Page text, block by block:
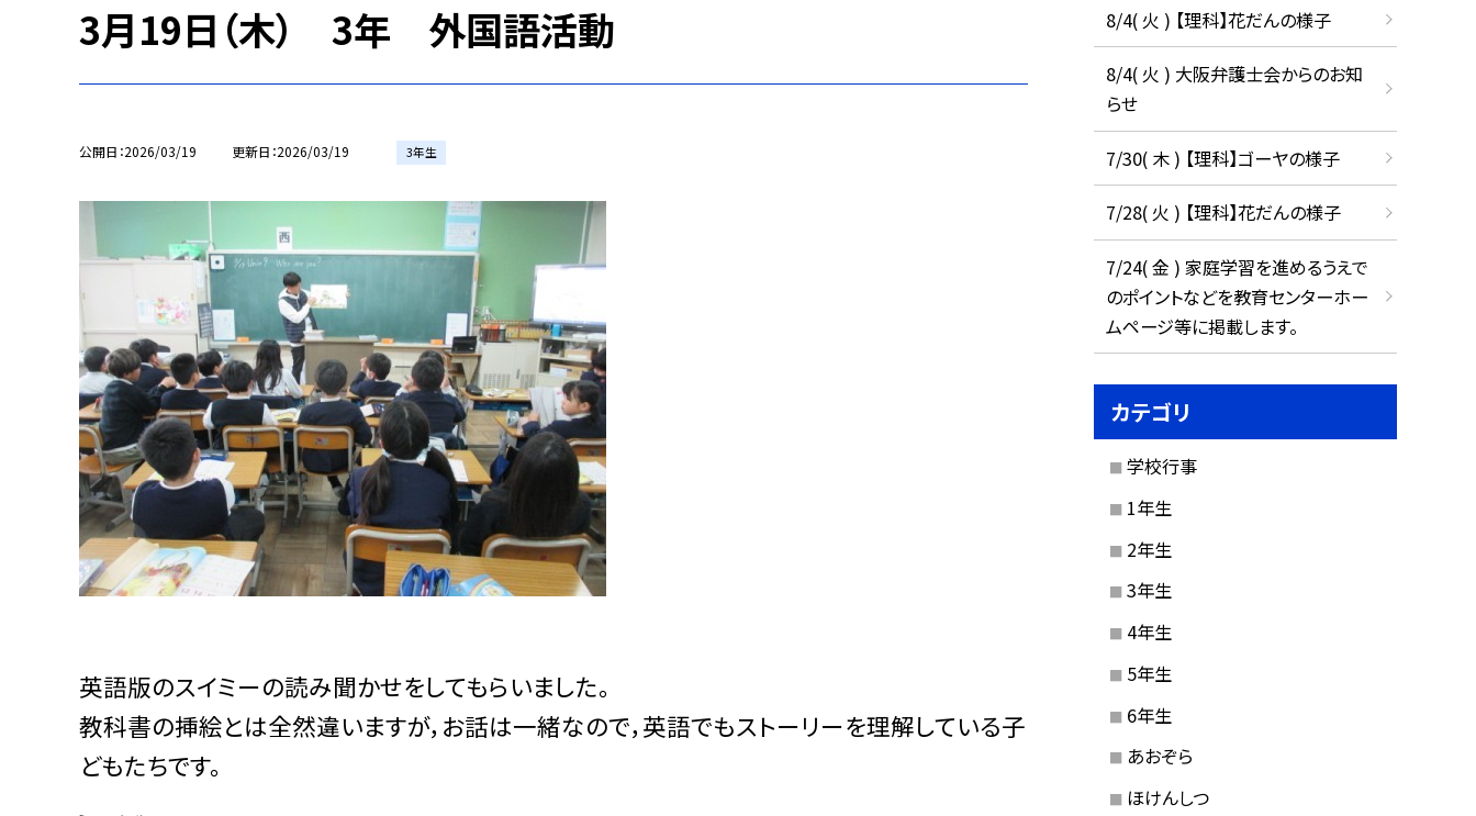
3月19日（木） 3年 外国語活動
公開日 2026/03/19 更新日 2026/03/19 3年生
英語版のスイミーの読み聞かせをしてもらいました。
教科書の挿絵とは全然違いますが，お話は一緒なので，英語でもストーリーを理解している子
どもたちです。
8/4( 火 ) 【理科】花だんの様子
8/4( 火 ) 大阪弁護士会からのお知
らせ
7/30( 木 ) 【理科】ゴーヤの様子
7/28( 火 ) 【理科】花だんの様子
7/24( 金 ) 家庭学習を進めるうえで
のポイントなどを教育センターホー
ムページ等に掲載します。
カテゴリ
学校行事
1年生
2年生
3年生
4年生
5年生
6年生
あおぞら
ほけんしつ